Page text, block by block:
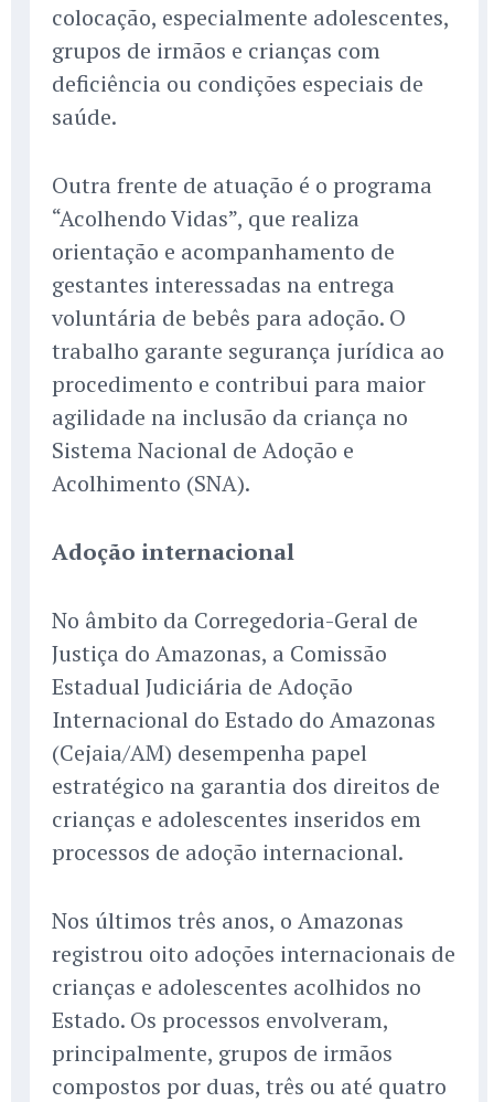
colocação, especialmente adolescentes,
grupos de irmãos e crianças com
deficiência ou condições especiais de
saúde.
Outra frente de atuação é o programa
“Acolhendo Vidas”, que realiza
orientação e acompanhamento de
gestantes interessadas na entrega
voluntária de bebês para adoção. O
trabalho garante segurança jurídica ao
procedimento e contribui para maior
agilidade na inclusão da criança no
Sistema Nacional de Adoção e
Acolhimento (SNA).
Adoção internacional
No âmbito da Corregedoria-Geral de
Justiça do Amazonas, a Comissão
Estadual Judiciária de Adoção
Internacional do Estado do Amazonas
(Cejaia/AM) desempenha papel
estratégico na garantia dos direitos de
crianças e adolescentes inseridos em
processos de adoção internacional.
Nos últimos três anos, o Amazonas
registrou oito adoções internacionais de
crianças e adolescentes acolhidos no
Estado. Os processos envolveram,
principalmente, grupos de irmãos
compostos por duas, três ou até quatro